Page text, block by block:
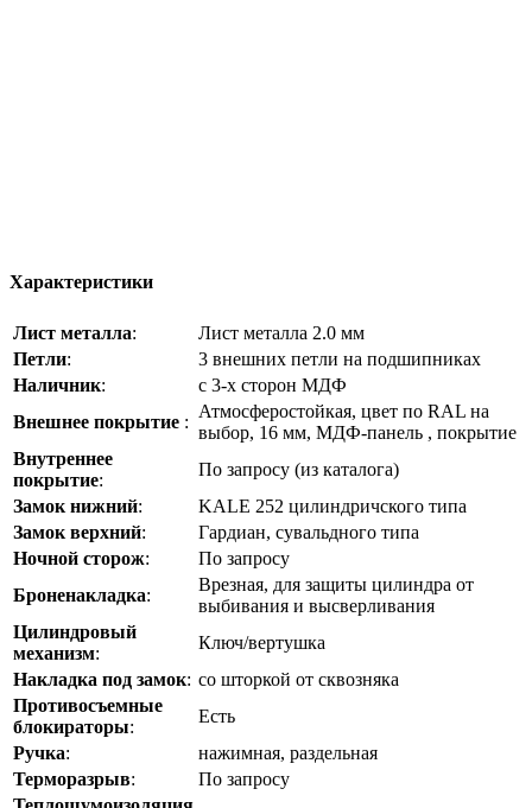
Характеристики
Лист металла:
Лист металла 2.0 мм
Петли:
3 внешних петли на подшипниках
Наличник:
с 3-х сторон МДФ
Внешнее покрытие :
Атмосферостойкая, цвет по RAL на
выбор, 16 мм, МДФ-панель , покрытие
Внутреннее
покрытие:
По запросу (из каталога)
Замок нижний:
KALE 252 цилиндричского типа
Замок верхний:
Гардиан, сувальдного типа
Ночной сторож:
По запросу
Броненакладка:
Врезная, для защиты цилиндра от
выбивания и высверливания
Цилиндровый
механизм:
Ключ/вертушка
Накладка под замок: со шторкой от сквозняка
Противосъемные
блокираторы:
Есть
Ручка:
нажимная, раздельная
Терморазрыв:
По запросу